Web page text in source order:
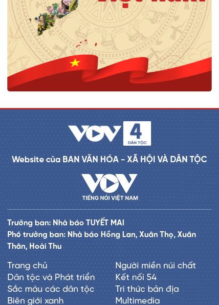
Website của BAN VĂN HÓA - XÃ HỘI VÀ DÂN TỘC
Trưởng ban: Nhà báo TUYẾT MAI
Phó trưởng ban: Nhà báo Hồng Lan, Xuân Thọ, Xuân
Thân, Hoài Thu
Trang chủ
Dân tộc và Phát triển
Sắc màu các dân tộc
Biên giới xanh
Người miền núi chất
Kết nối 54
Tri thức bản địa
Multimedia